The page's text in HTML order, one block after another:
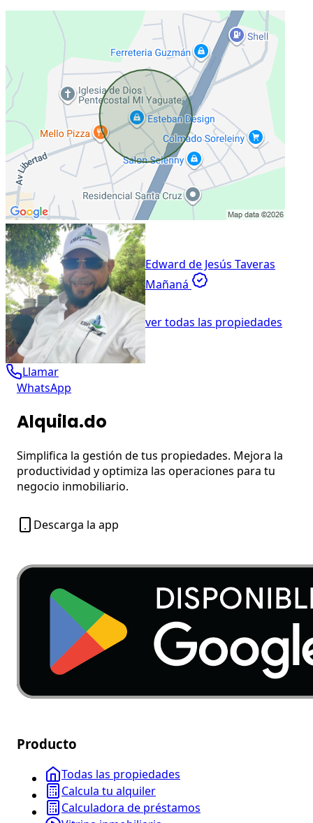
Edward de Jesús Taveras
Mañaná
ver todas las propiedades
Llamar
WhatsApp
Alquila.do
Simplifica la gestión de tus propiedades. Mejora la
productividad y optimiza las operaciones para tu
negocio inmobiliario.
Descarga la app
Producto
Todas las propiedades
Calcula tu alquiler
Calculadora de préstamos